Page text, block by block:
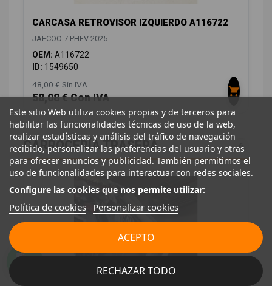
CARCASA RETROVISOR IZQUIERDO A116722
JAECOO 7 PHEV 2025
OEM: A116722
ID: 1549650
48,00 € Sin IVA
58,08 € Con IVA
CARROCERÍA TRASERA 6
Este sitio Web utiliza cookies propias y de terceros para
habilitar las funcionalidades técnicas de uso de la web,
realizar estadísticas y análisis del tráfico de navegación
recibido, personalizar las preferencias del usuario y otras
para ofrecer anuncios y publicidad. También permitimos el
uso de funcionalidades para interactuar con redes sociales.
Configure las cookies que nos permite utilizar:
Política de cookies Personalizar cookies
RECHAZAR TODO
ACEPTO